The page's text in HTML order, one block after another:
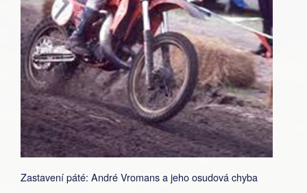
Zastavení páté: André Vromans a jeho osudová chyba